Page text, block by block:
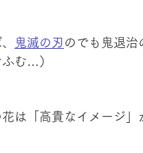
鬼滅の刃 のでも鬼退治
む…）
は「高貴なイメージ」